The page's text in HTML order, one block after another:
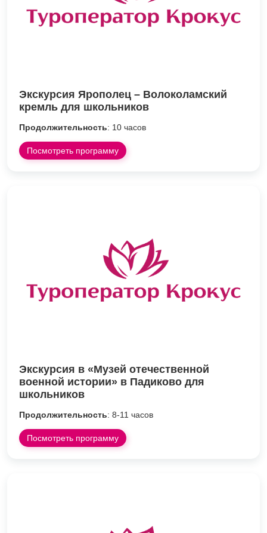
Экскурсия Ярополец – Волоколамский
кремль для школьников
Продолжительность: 10 часов
Посмотреть программу
Экскурсия в «Музей отечественной
военной истории» в Падиково для
школьников
Продолжительность: 8-11 часов
Посмотреть программу